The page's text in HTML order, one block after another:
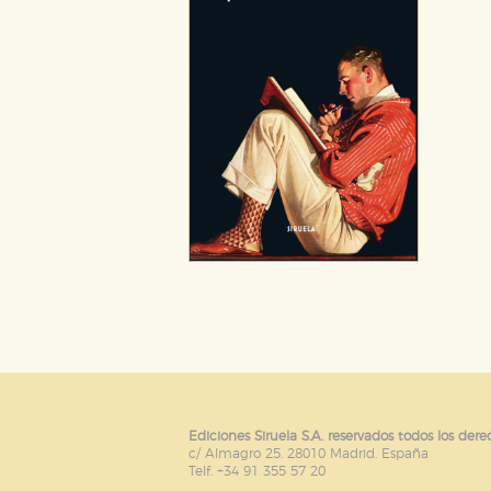
Ediciones Siruela S.A. reservados todos los
c/ Almagro 25. 28010 Madrid. España
Telf. +34 91 355 57 20